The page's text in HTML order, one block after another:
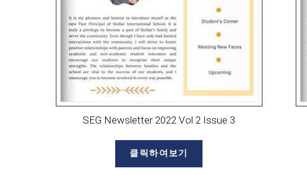
SEG Newsletter 2022 Vol 2 Issue 3
클릭하여보기